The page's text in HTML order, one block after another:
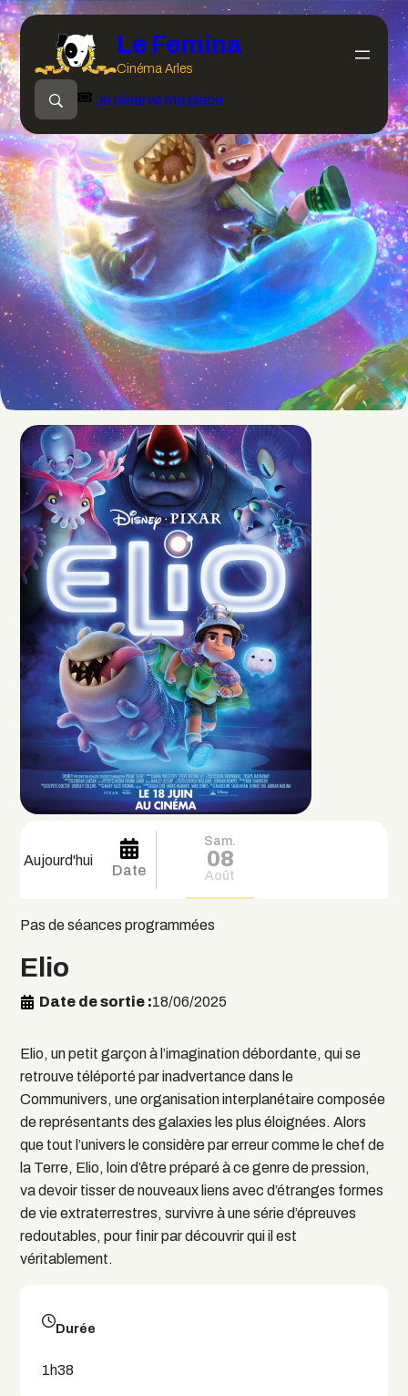
Le Femina
Cinéma Arles
Je réserve ma place
Aujourd'hui
Date
Sam.
08
Août
Pas de séances programmées
Elio
Date de sortie 18/06/2025
Elio, un petit garçon à l’imagination débordante, qui se
retrouve téléporté par inadvertance dans le
Communivers, une organisation interplanétaire composée
de représentants des galaxies les plus éloignées. Alors
que tout l’univers le considère par erreur comme le chef de
la Terre, Elio, loin d’être préparé à ce genre de pression,
va devoir tisser de nouveaux liens avec d’étranges formes
de vie extraterrestres, survivre à une série d’épreuves
redoutables, pour finir par découvrir qui il est
véritablement.
Durée
1h38